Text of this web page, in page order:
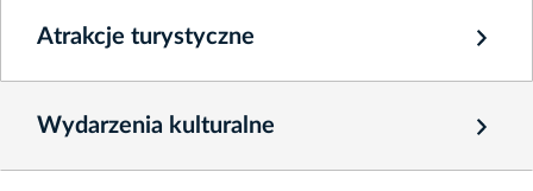
Atrakcje turystyczne
Wydarzenia kulturalne